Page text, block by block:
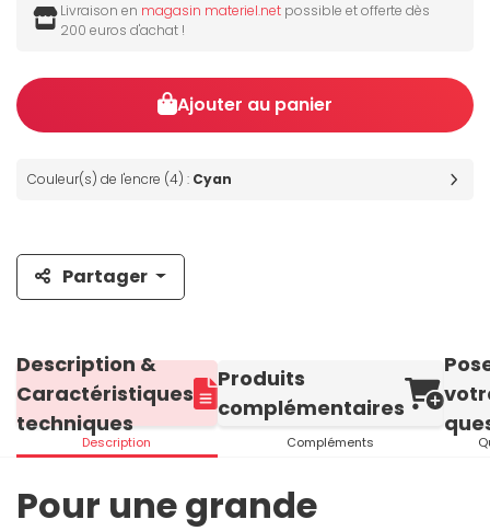
Livraison en magasin materiel.net possible et offerte dès
200 euros d'achat !
Ajouter au panier
Couleur(s) de l'encre (4) : Cyan
Partager
Description &
Caractéristiques
techniques
Description
Produits
complémentaires
Compléments
Pour une grande